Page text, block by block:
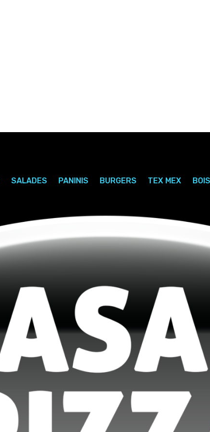
SALADES PANINIS BURGERS TEX MEX